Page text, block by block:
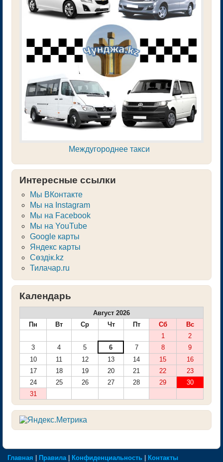
Междугороднее такси
Интересные ссылки
Мы ВКонтакте
Мы на Instagram
Мы на Facebook
Мы на YouTube
Google карты
Яндекс карты
Сөздік.kz
Тилачар.ru
Календарь
Август 2026
Пн
Вт Ср Чт Пт Сб
Вс
1
2
3
4 5 6 7 8
9
10
11 12 13 14 15
16
17
18 19 20 21 22
23
24
25 26 27 28 29
30
31
Главная Правила Конфиденциальность Контакты